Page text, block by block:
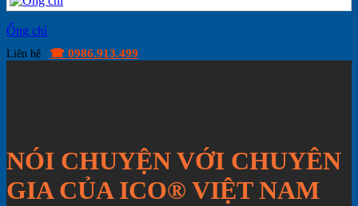
Ống chì
Liên hệ ☎ 0986.913.499
NÓI CHUYỆN VỚI CHUYÊN
GIA CỦA ICO® VIỆT NAM